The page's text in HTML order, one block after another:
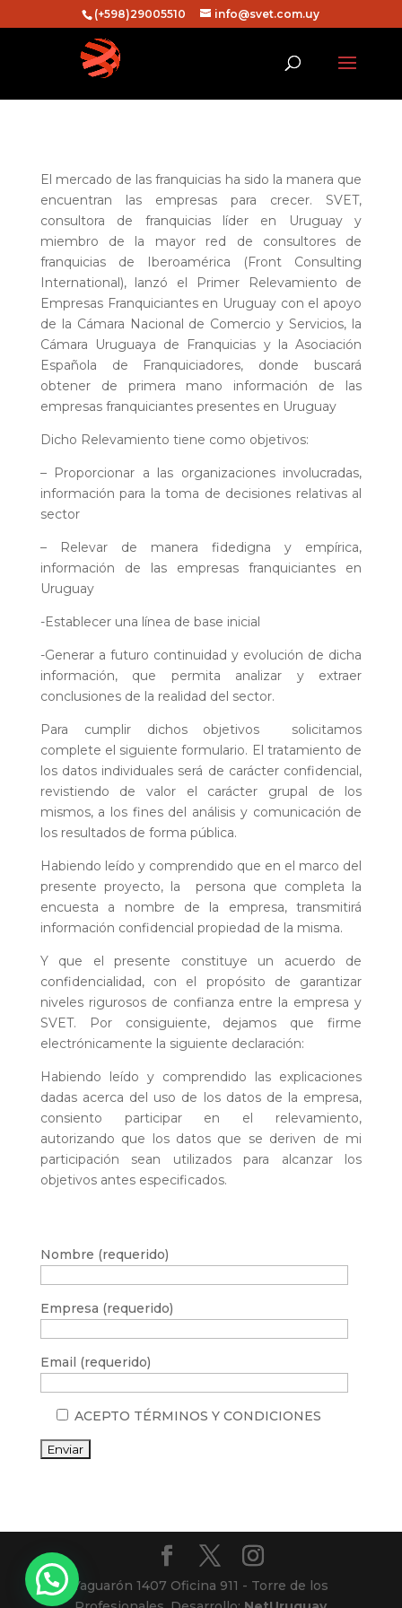
(+598)29005510 info@svet.com.uy
El mercado de las franquicias ha sido la manera que
encuentran las empresas para crecer. SVET,
consultora de franquicias líder en Uruguay y
miembro de la mayor red de consultores de
franquicias de Iberoamérica (Front Consulting
International), lanzó el Primer Relevamiento de
Empresas Franquiciantes en Uruguay con el apoyo
de la Cámara Nacional de Comercio y Servicios, la
Cámara Uruguaya de Franquicias y la Asociación
Española de Franquiciadores, donde buscará
obtener de primera mano información de las
empresas franquiciantes presentes en Uruguay
Dicho Relevamiento tiene como objetivos:
– Proporcionar a las organizaciones involucradas,
información para la toma de decisiones relativas al
sector
– Relevar de manera fidedigna y empírica,
información de las empresas franquiciantes en
Uruguay
-Establecer una línea de base inicial
-Generar a futuro continuidad y evolución de dicha
información, que permita analizar y extraer
conclusiones de la realidad del sector.
Para cumplir dichos objetivos solicitamos
complete el siguiente formulario. El tratamiento de
los datos individuales será de carácter confidencial,
revistiendo de valor el carácter grupal de los
mismos, a los fines del análisis y comunicación de
los resultados de forma pública.
Habiendo leído y comprendido que en el marco del
presente proyecto, la persona que completa la
encuesta a nombre de la empresa, transmitirá
información confidencial propiedad de la misma.
Y que el presente constituye un acuerdo de
confidencialidad, con el propósito de garantizar
niveles rigurosos de confianza entre la empresa y
SVET. Por consiguiente, dejamos que firme
electrónicamente la siguiente declaración:
Habiendo leído y comprendido las explicaciones
dadas acerca del uso de los datos de la empresa,
consiento participar en el relevamiento,
autorizando que los datos que se deriven de mi
participación sean utilizados para alcanzar los
objetivos antes especificados.
Nombre (requerido)
Empresa (requerido)
Email (requerido)
ACEPTO TÉRMINOS Y CONDICIONES
Yaguarón 1407 Oficina 911 - Torre de los